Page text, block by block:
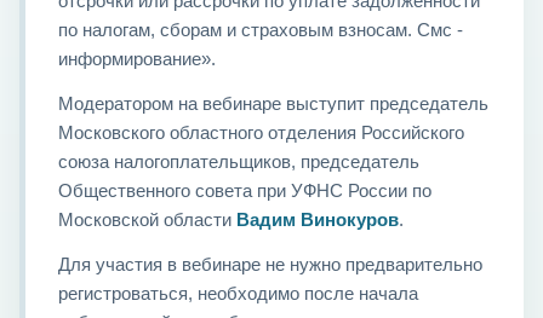
по налогам, сборам и страховым взносам. Смс -
информирование».
Модератором на вебинаре выступит председатель
Московского областного отделения Российского
союза налогоплательщиков, председатель
Общественного совета при УФНС России по
Московской области Вадим Винокуров.
Для участия в вебинаре не нужно предварительно
регистроваться, необходимо после начала